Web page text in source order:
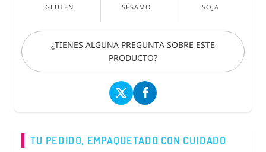
GLUTEN SÉSAMO SOJA
¿TIENES ALGUNA PREGUNTA SOBRE ESTE
PRODUCTO?
TU PEDIDO, EMPAQUETADO CON CUIDADO